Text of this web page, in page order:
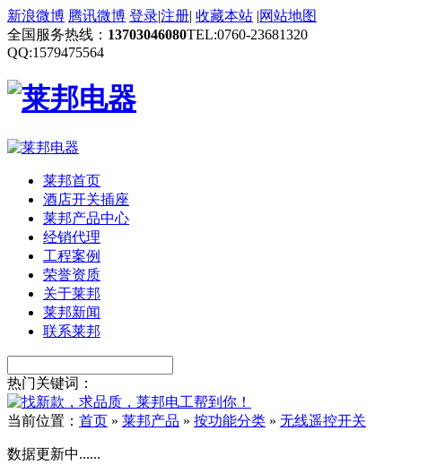
新浪微博 腾讯微博 登录|注册| 收藏本站 |网站地图
全国服务热线： 13703046080TEL:0760-23681320
QQ:1579475564
莱邦首页
酒店开关插座
莱邦产品中心
经销代理
工程案例
荣誉资质
关于莱邦
莱邦新闻
联系莱邦
热门关键词：
当前位置： 首页 » 莱邦产品 » 按功能分类 » 无线遥控开关
数据更新中......